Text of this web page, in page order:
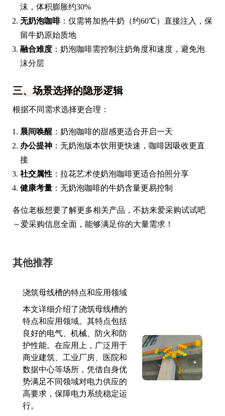
沫，体积膨胀约30%
无奶泡咖啡：仅需将加热牛奶（约60℃）直接注入，保
留牛奶原始质地
融合难度 ：奶泡咖啡需控制注奶角度和速度，避免泡
沫分层
三、场景选择的隐形逻辑
根据不同需求选择更合理：
晨间唤醒 ：奶泡咖啡的甜感更适合开启一天
办公提神 ：无奶泡版本饮用更快速，咖啡因吸收更直
接
社交属性 ：拉花艺术使奶泡咖啡更适合拍照分享
健康考量 ：无奶泡咖啡的牛奶含量更易控制
各位老板想要了解更多相关产品，不妨来爱采购试试吧
～爱采购信息全面，能够满足你的大量需求！
其他推荐
浇筑母线槽的特点和应用领域
本文详细介绍了浇筑母线槽的
特点和应用领域。其特点包括
良好的电气、机械、防火和防
护性能。在应用上，广泛用于
商业建筑、工业厂房、医院和
数据中心等场所，凭借自身优
势满足不同领域对电力供应的
高要求，保障电力系统稳定运
行。